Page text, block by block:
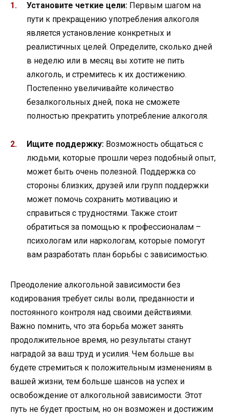
Установите четкие цели: Первым шагом на
пути к прекращению употребления алкоголя
является установление конкретных и
реалистичных целей. Определите, сколько дней
в неделю или в месяц вы хотите не пить
алкоголь, и стремитесь к их достижению.
Постепенно увеличивайте количество
безалкогольных дней, пока не сможете
полностью прекратить употребление алкоголя.
Ищите поддержку: Возможность общаться с
людьми, которые прошли через подобный опыт,
может быть очень полезной. Поддержка со
стороны близких, друзей или групп поддержки
может помочь сохранить мотивацию и
справиться с трудностями. Также стоит
обратиться за помощью к профессионалам –
психологам или наркологам, которые помогут
вам разработать план борьбы с зависимостью.
Преодоление алкогольной зависимости без
кодирования требует силы воли, преданности и
постоянного контроля над своими действиями.
Важно помнить, что эта борьба может занять
продолжительное время, но результаты станут
наградой за ваш труд и усилия. Чем больше вы
будете стремиться к положительным изменениям в
вашей жизни, тем больше шансов на успех и
освобождение от алкогольной зависимости. Этот
путь не будет простым, но он возможен и достижим